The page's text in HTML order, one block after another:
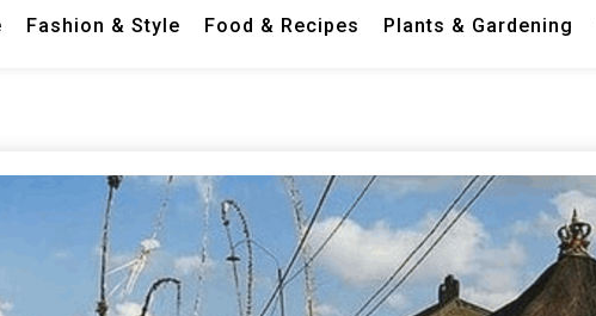
Fashion & Style Food & Recipes Plants & Gardening